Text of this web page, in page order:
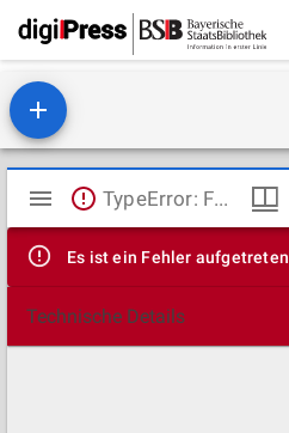
Mirador
Viewer
TypeError: Failed to fetch
Es ist ein Fehler aufgetreten
Technische Details